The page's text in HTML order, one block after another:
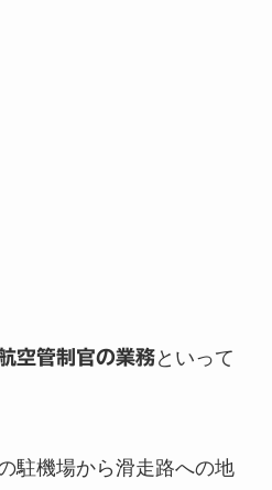
空管制官の業務といって
駐機場から滑走路への地